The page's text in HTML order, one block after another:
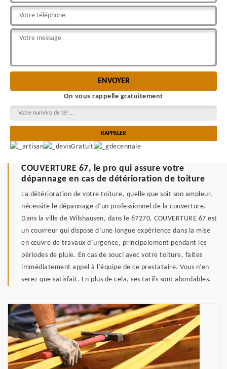
On vous rappelle gratuitement
COUVERTURE 67, le pro qui assure votre
dépannage en cas de détérioration de toiture
La détérioration de votre toiture, quelle que soit son ampleur,
nécessite le dépannage d’un professionnel de la couverture.
Dans la ville de Wilshausen, dans le 67270, COUVERTURE 67 est
un couvreur qui dispose d’une longue expérience dans la mise
en œuvre de travaux d’urgence, principalement pendant les
périodes de pluie. En cas de souci avec votre toiture, faites
immédiatement appel à l’équipe de ce prestataire. Vous n’en
serez que satisfait. En plus de cela, ses tarifs sont abordables.